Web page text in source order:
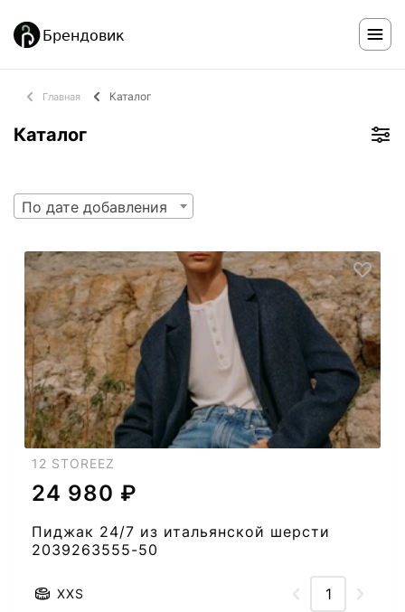
Главная Каталог
Каталог
По дате добавления
12 STOREEZ
24 980 ₽
Пиджак 24/7 из итальянской шерсти
2039263555-50
XXS